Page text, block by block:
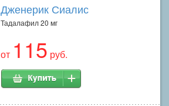
Дженерик Сиалис
Тадалафил 20 мг
от 115 руб.